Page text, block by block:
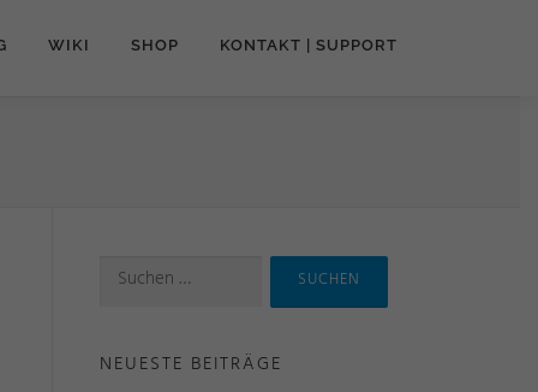
WIKI SHOP KONTAKT | SUPPORT
NEUESTE BEITRÄGE